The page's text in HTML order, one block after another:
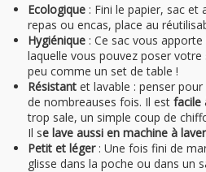
Ecologique : Fini le papier, sac et
repas ou encas, place au
Hygiénique : Ce sac vous apporte
laquelle vous pouvez poser
peu comme un set de table !
Résistant et lavable : penser
de nombreauses fois. Il est facile
trop sale, un simple coup de
Il se lave aussi en machine à laver
Petit et léger : Une fois fini de
glisse dans la poche ou dans un